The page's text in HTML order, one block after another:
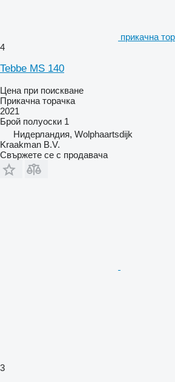
прикачна
4
Tebbe MS 140
Цена при поискване
Прикачна торачка
2021
Брой полуоски 1
Нидерландия, Wolphaartsdijk
Kraakman B.V.
Свържете се с продавача
3